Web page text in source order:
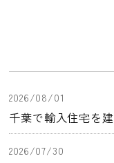
2026/08/01
千葉で輸入住宅を
2026/07/30